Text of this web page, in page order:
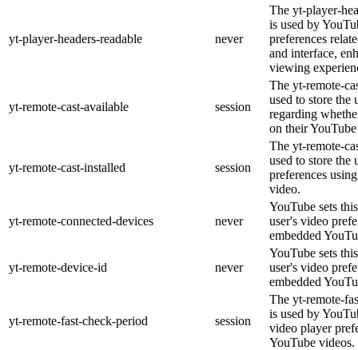
yt-player-headers-readable never
The yt-player-
is used by
preferences
and interface,
viewing
yt-remote-cast-available session
The yt-remote-
used to store the
regarding
on their
yt-remote-cast-installed session
The yt-remote-
used to store the
preferences
video.
yt-remote-connected-devices never
YouTube sets
user's video
embedded
yt-remote-device-id never
YouTube sets
user's video
embedded
yt-remote-fast-check-period session
The yt-remote-
is used by
video player
YouTube videos.